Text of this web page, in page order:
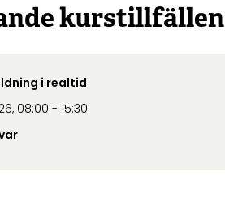
kurstillfällen
i realtid
08:00 - 15:30